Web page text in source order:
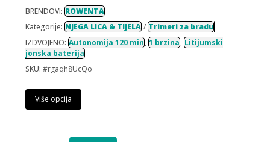
BRENDOVI: ROWENTA
Kategorije: NJEGA LICA & TIJELA / Trimeri za bradu
IZDVOJENO: Autonomija 120 min, 1 brzina, Litijumski
jonska baterija
SKU: #rgaqh8UcQo
Više opcija